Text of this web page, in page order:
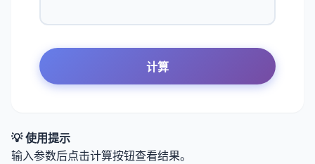
计算
💡 使用提示
输入参数后点击计算按钮查看结果。